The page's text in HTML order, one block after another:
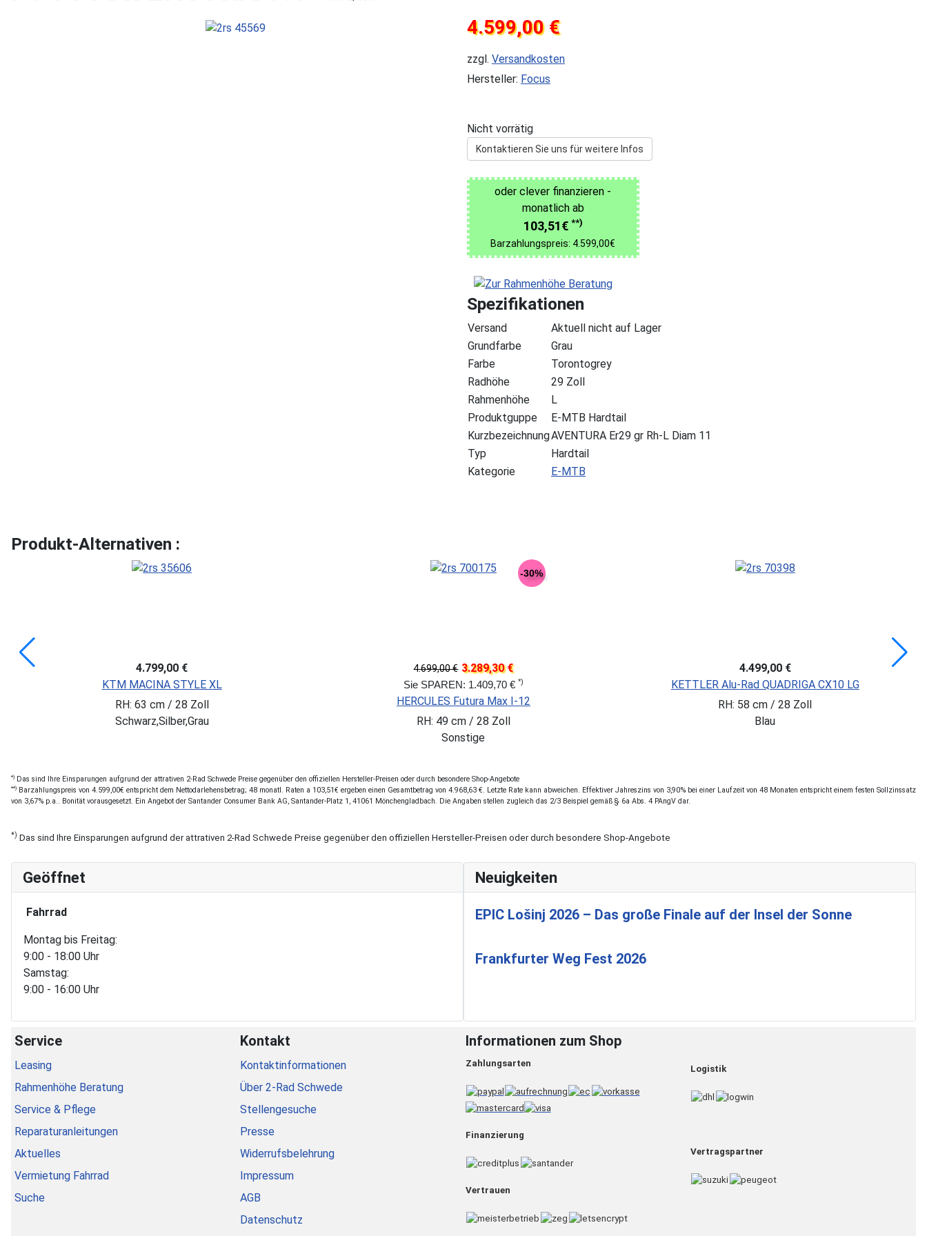
4.599,00 €
zzgl. Versandkosten
Hersteller: Focus
Nicht vorrätig
Kontaktieren Sie uns für weitere Infos
oder clever finanzieren -
monatlich ab
103,51€ **)
Barzahlungspreis: 4.599,00€
Spezifikationen
Versand
Aktuell nicht auf Lager
Grundfarbe
Grau
Farbe
Torontogrey
Radhöhe
29 Zoll
Rahmenhöhe
L
Produktguppe
E-MTB Hardtail
KurzbezeichnungAVENTURA Er29 gr Rh-L Diam 11
Typ
Hardtail
Kategorie
E-MTB
Produkt-Alternativen :
4.699,00 €
Sie SPAREN: 1.409,70 €
HERCULES Futura Max I-12
RH: 49 cm / 28 Zoll
4.499,00 €
KETTLER Alu-Rad QUADRIGA CX10 LG
RH: 58 cm / 28 Zoll
Blau
3.249,00 €
KALKHOFF ENDEAVOUR 3.B MOVE
RH: 53 cm / 28 Zoll
*) Das sind Ihre Einsparungen aufgrund der attrativen 2-Rad Schwede Preise gegenüber den offiziellen Hersteller-Preisen oder durch besondere Shop-Angebote
**) Barzahlungspreis von 4.599,00€ entspricht dem Nettodarlehensbetrag; 48 monatl. Raten a 103,51€ ergeben einen Gesamtbetrag von 4.968,63 €. Letzte Rate kann abweichen. Effektiver Jahreszins von 3,90% bei einer Laufzeit von 48 Monaten entspricht einem festen Sollzinssatz
von 3,67% p.a.. Bonität vorausgesetzt. Ein Angebot der Santander Consumer Bank AG, Santander-Platz 1, 41061 Mönchengladbach. Die Angaben stellen zugleich das 2/3 Beispiel gemäß § 6a Abs. 4 PAngV dar.
*) Das sind Ihre Einsparungen aufgrund der attrativen 2-Rad Schwede Preise gegenüber den offiziellen Hersteller-Preisen oder durch besondere Shop-Angebote
Geöffnet
Fahrrad
Montag bis Freitag:
9:00 - 18:00 Uhr
Samstag:
9:00 - 16:00 Uhr
Neuigkeiten
EPIC Lošinj 2026 – Das große Finale auf der Insel der Sonne
Frankfurter Weg Fest 2026
Service
Leasing
Rahmenhöhe Beratung
Service & Pflege
Reparaturanleitungen
Aktuelles
Vermietung Fahrrad
Suche
Kontakt
Kontaktinformationen
Über 2-Rad Schwede
Stellengesuche
Presse
Widerrufsbelehrung
Impressum
AGB
Datenschutz
Informationen zum Shop
Zahlungsarten
Finanzierung
Vertrauen
Logistik
Vertragspartner